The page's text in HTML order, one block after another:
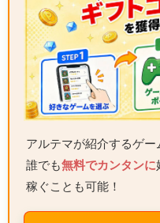
アルテマが紹介するゲー
誰でも無料でカンタンに
稼ぐことも可能！